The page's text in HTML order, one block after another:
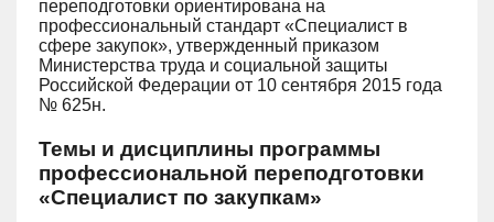
переподготовки ориентирована на
профессиональный стандарт «Специалист в
сфере закупок», утвержденный приказом
Министерства труда и социальной защиты
Российской Федерации от 10 сентября 2015 года
№ 625н.
Темы и дисциплины программы
профессиональной переподготовки
«Специалист по закупкам»